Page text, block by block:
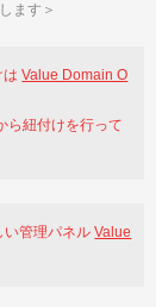
ます＞
はValue Domain O
ら紐付けを行って
い管理パネルValue